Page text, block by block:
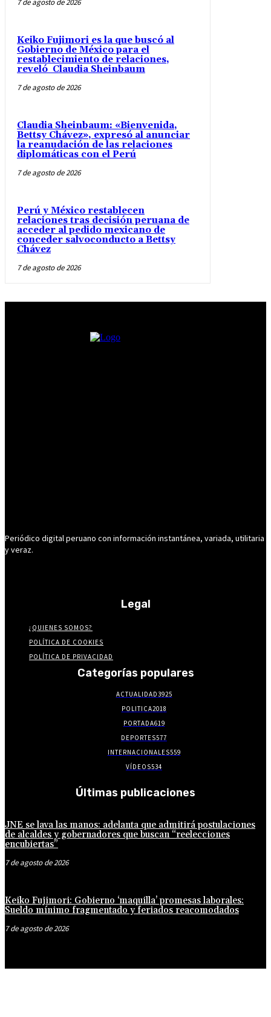
7 de agosto de 2026
Keiko Fujimori es la que buscó al
Gobierno de México para el
restablecimiento de relaciones,
reveló Claudia Sheinbaum
7 de agosto de 2026
Claudia Sheinbaum: «Bienvenida,
Bettsy Chávez», expresó al anunciar
la reanudación de las relaciones
diplomáticas con el Perú
7 de agosto de 2026
Perú y México restablecen
relaciones tras decisión peruana de
acceder al pedido mexicano de
conceder salvoconducto a Bettsy
Chávez
7 de agosto de 2026
Periódico digital peruano con información instantánea, variada, utilitaria
y veraz.
Legal
¿QUIENES SOMOS?
POLÍTICA DE COOKIES
POLÍTICA DE PRIVACIDAD
Categorías populares
ACTUALIDAD3925
POLITICA2018
PORTADA619
DEPORTES577
INTERNACIONALES559
VÍDEOS534
Últimas publicaciones
JNE se lava las manos: adelanta que admitirá postulaciones
de alcaldes y gobernadores que buscan “reelecciones
encubiertas”
7 de agosto de 2026
Keiko Fujimori: Gobierno ‘maquilla’ promesas laborales:
Sueldo mínimo fragmentado y feriados reacomodados
7 de agosto de 2026